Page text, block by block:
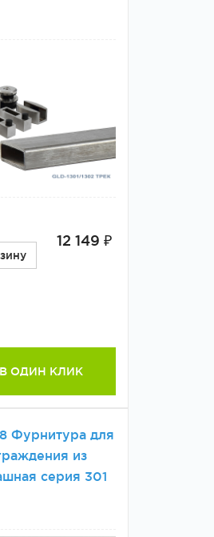
12 149 ₽
ОДИН КЛИК
Фурнитура для
из
серия 301